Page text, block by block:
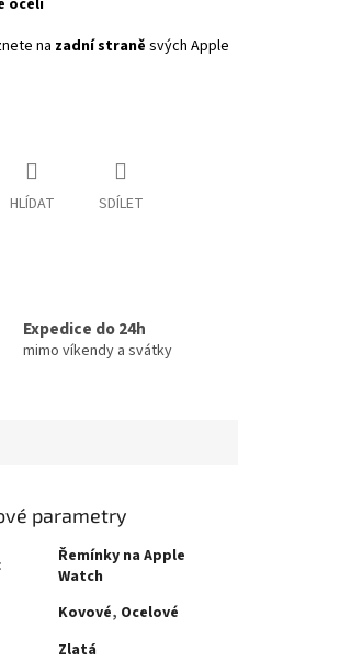
oceli
na zadní straně svých Apple
HLÍDAT SDÍLET
Expedice do 24h
mimo víkendy a svátky
parametry
:
Řemínky na Apple
Watch
Kovové, Ocelové
Zlatá